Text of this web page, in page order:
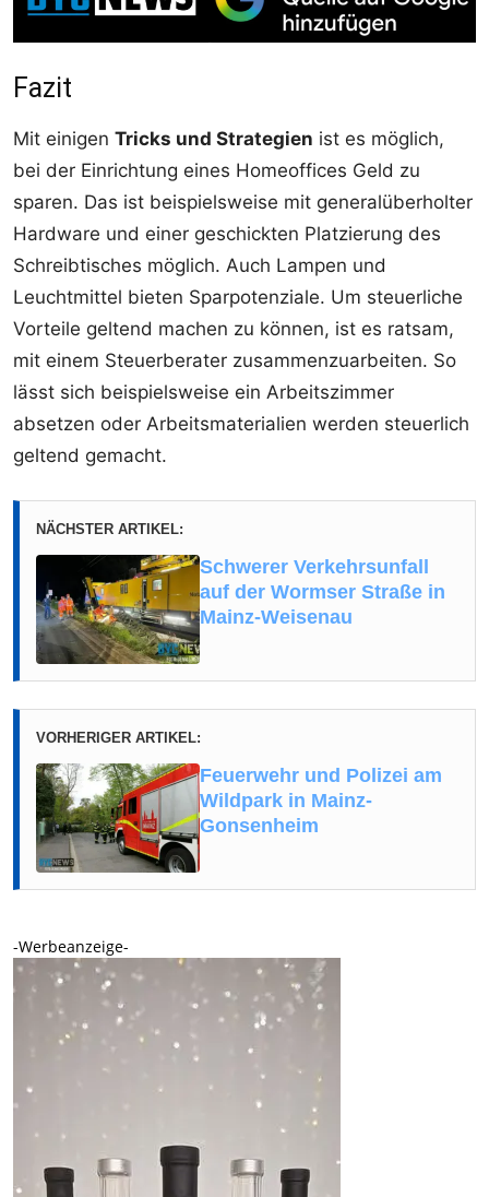
Fazit
Mit einigen Tricks und Strategien ist es möglich,
bei der Einrichtung eines Homeoffices Geld zu
sparen. Das ist beispielsweise mit generalüberholter
Hardware und einer geschickten Platzierung des
Schreibtisches möglich. Auch Lampen und
Leuchtmittel bieten Sparpotenziale. Um steuerliche
Vorteile geltend machen zu können, ist es ratsam,
mit einem Steuerberater zusammenzuarbeiten. So
lässt sich beispielsweise ein Arbeitszimmer
absetzen oder Arbeitsmaterialien werden steuerlich
geltend gemacht.
NÄCHSTER ARTIKEL:
Schwerer Verkehrsunfall
auf der Wormser Straße in
Mainz-Weisenau
VORHERIGER ARTIKEL:
Feuerwehr und Polizei am
Wildpark in Mainz-
Gonsenheim
-Werbeanzeige-